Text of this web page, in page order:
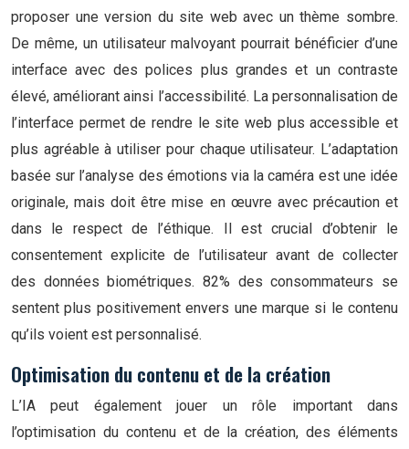
proposer une version du site web avec un thème sombre.
De même, un utilisateur malvoyant pourrait bénéficier d’une
interface avec des polices plus grandes et un contraste
élevé, améliorant ainsi l’accessibilité. La personnalisation de
l’interface permet de rendre le site web plus accessible et
plus agréable à utiliser pour chaque utilisateur. L’adaptation
basée sur l’analyse des émotions via la caméra est une idée
originale, mais doit être mise en œuvre avec précaution et
dans le respect de l’éthique. Il est crucial d’obtenir le
consentement explicite de l’utilisateur avant de collecter
des données biométriques. 82% des consommateurs se
sentent plus positivement envers une marque si le contenu
qu’ils voient est personnalisé.
Optimisation du contenu et de la création
L’IA peut également jouer un rôle important dans
l’optimisation du contenu et de la création, des éléments